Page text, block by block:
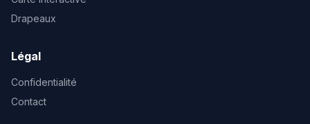
Drapeaux
Légal
Confidentialité
Contact